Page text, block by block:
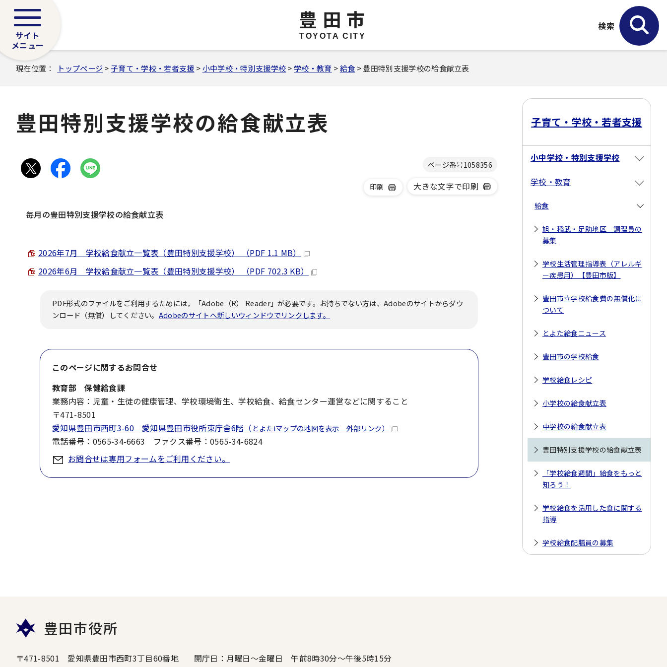
豊田市
TOYOTA CITY
サイト
メニュー
検索
現在位置： トップページ >子育て・学校・若者支援 >小中学校・特別支援学校>学校・教育 >給食 > 豊田特別支援学校の給食献立表
豊田特別支援学校の給食献立表
ページ番号1058356
印刷 大きな文字で印刷
毎月の豊田特別支援学校の給食献立表
2026年7月 学校給食献立一覧表（豊田特別支援学校） （PDF 1.1 MB）
2026年6月 学校給食献立一覧表（豊田特別支援学校） （PDF 702.3 KB）
PDF形式のファイルをご利用するためには，「Adobe（R） Reader」が必要です。お持ちでない方は、Adobeのサイトからダウ
ンロード（無償）してください。 Adobeのサイトへ新しいウィンドウでリンクします。
このページに関するお問合せ
教育部 保健給食課
業務内容：児童・生徒の健康管理、学校環境衛生、学校給食、給食センター運営などに関すること
〒471-8501
愛知県豊田市西町3-60 愛知県豊田市役所東庁舎6階（ とよたiマップの地図を表示 外部リンク）
電話番号：0565-34-6663 ファクス番号：0565-34-6824
お問合せは専用フォームをご利用ください。
子育て・学校・若者支援
小中学校・特別支援学校
学校・教育
給食
旭・稲武・足助地区 調理員の
募集
学校生活管理指導表（アレルギ
ー疾患用）【豊田市版】
豊田市立学校給食費の無償化に
ついて
とよた給食ニュース
豊田市の学校給食
学校給食レシピ
小学校の給食献立表
中学校の給食献立表
豊田特別支援学校の給食献立表
「学校給食週間」給食をもっと
知ろう！
学校給食を活用した食に関する
指導
学校給食配膳員の募集
豊田市役所
〒471-8501 愛知県豊田市西町3丁目60番地
開庁日：月曜日～金曜日 午前8時30分～午後5時15分